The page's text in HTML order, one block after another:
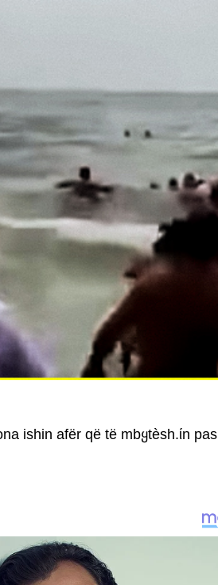
ishin afër që të mbყtèsh.ίn pas